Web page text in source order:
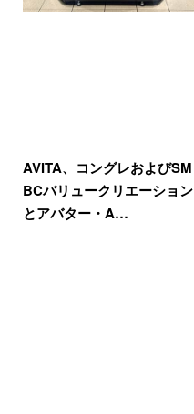
AVITA、コングレおよびSM
BCバリュークリエーション
とアバター・A…